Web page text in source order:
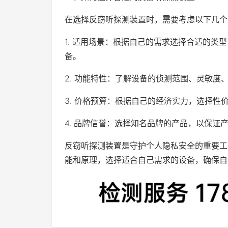
在选择反窃听探测装置时，需要考虑以下几
1. 适用场景：根据自己的需求选择合适的类
备。
2. 功能特性：了解设备的侦测范围、灵敏度
3. 价格预算：根据自己的经济实力，选择性
4. 品牌信誉：选择知名品牌的产品，以保证
反窃听探测装置是守护个人隐私安全的重要
能和原理，选择适合自己需求的设备，确保